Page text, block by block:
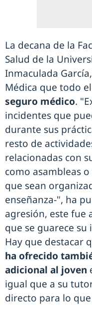
La decana de la
Salud de la
Inmaculada
Médica que todo
seguro médico.
incidentes que
durante sus
resto de
relacionadas con
como asambleas
que sean
enseñanza-", ha
agresión, este fue
que se guarece
Hay que destacar
ha ofrecido
adicional al joven
igual que a su
directo para lo